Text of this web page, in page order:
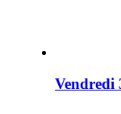
Vendredi